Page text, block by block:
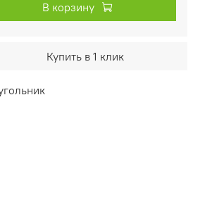
В корзину
Купить в 1 клик